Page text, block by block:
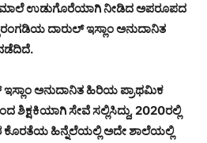
ಮಾಲೆ ಉಡುಗೊರೆಯಾಗಿ ನೀಡಿದ ಅಪರೂಪದ
ದಾರುಲ್ ಇಸ್ಲಾಂ ಅನುದಾನಿತ
ಅನುದಾನಿತ ಹಿರಿಯ ಪ್ರಾಥಮಿಕ
ಸೇವೆ ಸಲ್ಲಿಸಿದ್ದು, 2020ರಲ್ಲಿ
ಕೊರತೆಯ ಹಿನ್ನೆಲೆಯಲ್ಲಿ ಅದೇ ಶಾಲೆಯಲ್ಲಿ